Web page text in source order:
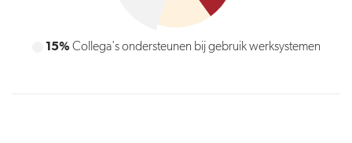
15% Collega's ondersteunen bij gebruik werksystemen